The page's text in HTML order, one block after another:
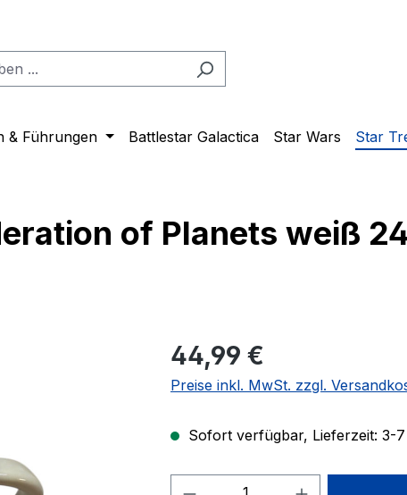
& Führungen Battlestar Galactica Star Wars Star
of Planets weiß
Regulärer Preis:
44,99 €
Preise inkl. MwSt. zzgl.
Sofort verfügbar, Lieferzeit: 3-7
Produkt Anzahl: Gib